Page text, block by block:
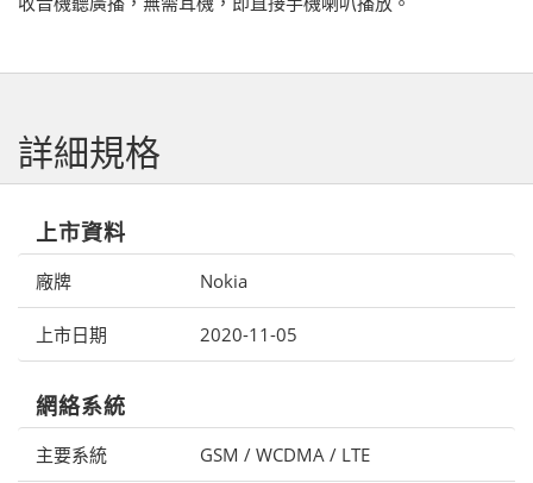
詳細規格
上市資料
廠牌 Nokia
上市日期 2020-11-05
網絡系統
主要系統 GSM / WCDMA / LTE